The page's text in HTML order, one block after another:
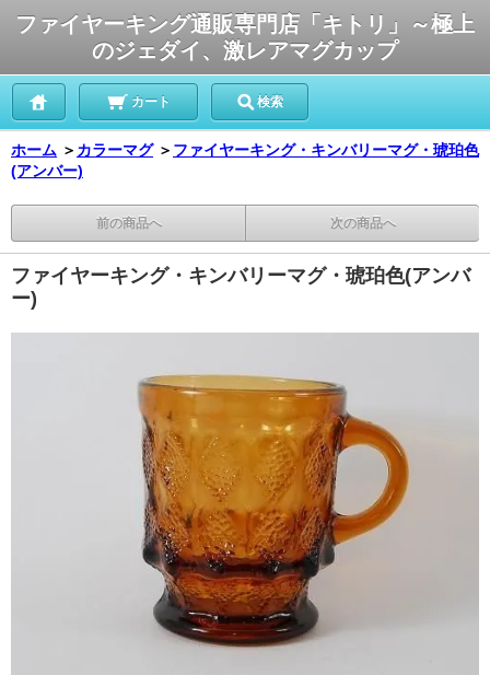
ファイヤーキング通販専門店「キトリ」～極上
のジェダイ、激レアマグカップ
カート 検索
ホーム ＞ カラーマグ ＞ ファイヤーキング・キンバリーマグ・琥珀色
(アンバー)
前の商品へ 次の商品へ
ファイヤーキング・キンバリーマグ・琥珀色(アンバ
ー)